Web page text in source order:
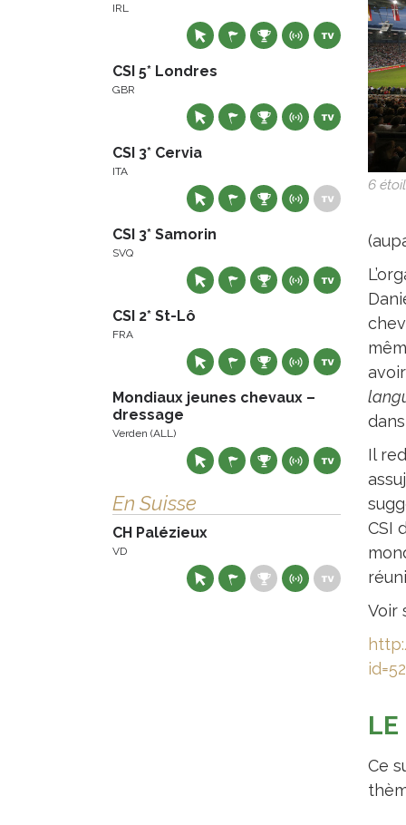
6
Il
CSI
Voir
LE
Ce
IRL
CSI 5* Londres
GBR
CSI 3* Cervia
ITA
CSI 3* Samorin
SVQ
CSI 2* St-Lô
FRA
Mondiaux jeunes chevaux –
dressage
Verden (ALL)
En Suisse
CH Palézieux
VD